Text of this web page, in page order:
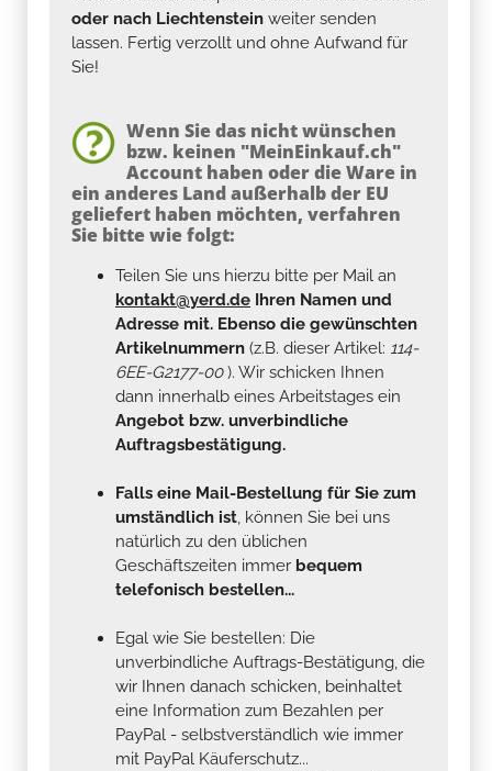
oder nach Liechtenstein weiter senden
lassen. Fertig verzollt und ohne Aufwand für
Sie!
Wenn Sie das nicht wünschen
bzw. keinen "MeinEinkauf.ch"
Account haben oder die Ware in
ein anderes Land außerhalb der EU
geliefert haben möchten, verfahren
Sie bitte wie folgt:
Teilen Sie uns hierzu bitte per Mail an
kontakt@yerd.de Ihren Namen und
Adresse mit. Ebenso die gewünschten
Artikelnummern (z.B. dieser Artikel: 114-
6EE-G2177-00). Wir schicken Ihnen
dann innerhalb eines Arbeitstages ein
Angebot bzw. unverbindliche
Auftragsbestätigung.
Falls eine Mail-Bestellung für Sie zum
umständlich ist, können Sie bei uns
natürlich zu den üblichen
Geschäftszeiten immer bequem
telefonisch bestellen...
Egal wie Sie bestellen: Die
unverbindliche Auftrags-Bestätigung, die
wir Ihnen danach schicken, beinhaltet
eine Information zum Bezahlen per
PayPal - selbstverständlich wie immer
mit PayPal Käuferschutz...